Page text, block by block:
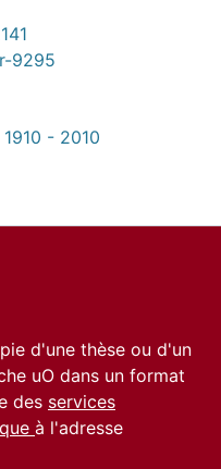
9295
- 2010
d'une thèse ou d'un
uO dans un format
des services
à l'adresse